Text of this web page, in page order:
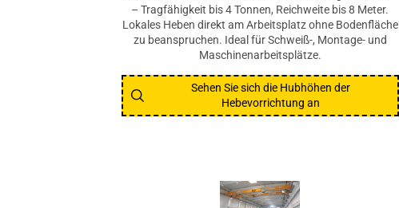
– Tragfähigkeit bis 4 Tonnen, Reichweite bis 8 Meter.
Lokales Heben direkt am Arbeitsplatz ohne Bodenfläche
zu beanspruchen. Ideal für Schweiß-, Montage- und
Maschinenarbeitsplätze.
Sehen Sie sich die Hubhöhen der
Hebevorrichtung an